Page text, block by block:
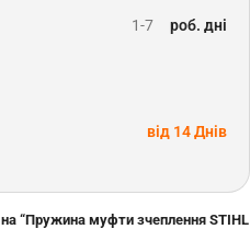
1-7 роб. дні
від 14 Днів
“Пружина муфти зчеплення STIHL